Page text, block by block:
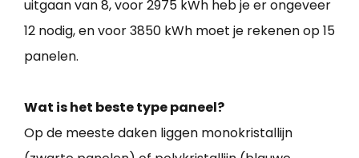
uitgaan van 8, voor 2975 kWh heb je er ongeveer
12 nodig, en voor 3850 kWh moet je rekenen op 15
panelen.
Wat is het beste type paneel?
Op de meeste daken liggen monokristallijn